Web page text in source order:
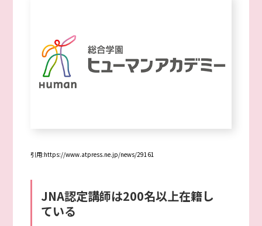
引用:https://www.atpress.ne.jp/news/29161
JNA認定講師は200名以上在籍し
ている